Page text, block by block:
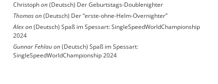
Christophon(Deutsch) Der Geburtstags-Doublenighter
Thomason(Deutsch) Der “erste-ohne-Helm-Overnighter”
Alexon(Deutsch) Spaß im Spessart: SingleSpeedWorldChampionship
2024
Gunnar Fehlauon(Deutsch) Spaß im Spessart:
SingleSpeedWorldChampionship 2024